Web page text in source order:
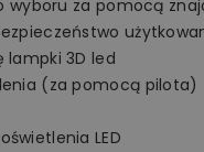
wyboru za pomocą
lampki 3D led
(za pomocą pilota)
LED